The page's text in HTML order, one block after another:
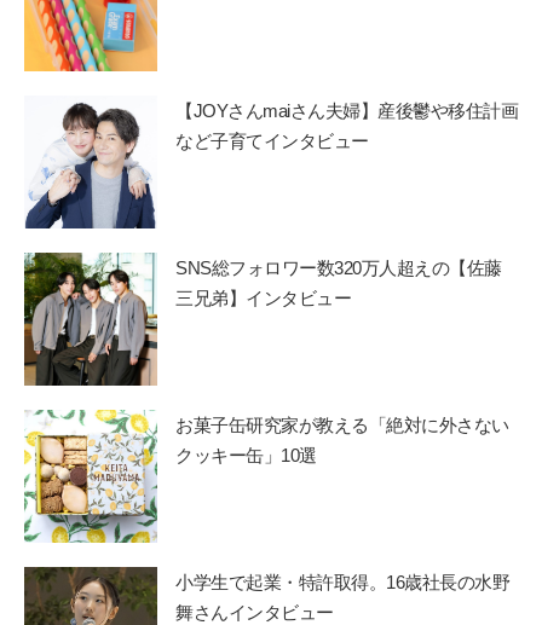
【JOYさんmaiさん夫婦】産後鬱や移住計画
など子育てインタビュー
SNS総フォロワー数320万人超えの【佐藤
三兄弟】インタビュー
お菓子缶研究家が教える「絶対に外さない
クッキー缶」10選
小学生で起業・特許取得。16歳社長の水野
舞さんインタビュー